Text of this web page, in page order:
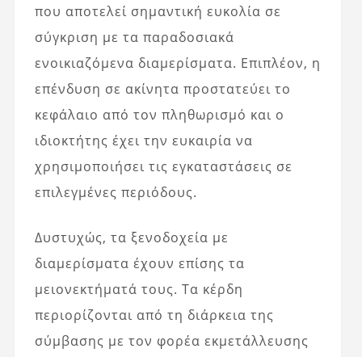
που αποτελεί σημαντική ευκολία σε
σύγκριση με τα παραδοσιακά
ενοικιαζόμενα διαμερίσματα. Επιπλέον, η
επένδυση σε ακίνητα προστατεύει το
κεφάλαιο από τον πληθωρισμό και ο
ιδιοκτήτης έχει την ευκαιρία να
χρησιμοποιήσει τις εγκαταστάσεις σε
επιλεγμένες περιόδους.
Δυστυχώς, τα ξενοδοχεία με
διαμερίσματα έχουν επίσης τα
μειονεκτήματά τους. Τα κέρδη
περιορίζονται από τη διάρκεια της
σύμβασης με τον φορέα εκμετάλλευσης